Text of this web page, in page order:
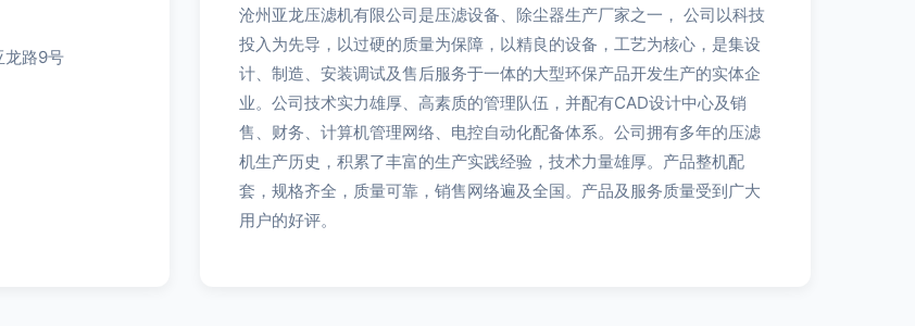
龙路9号
沧州亚龙压滤机有限公司是压滤设备、除尘器生产厂家之一， 公司以科技
投入为先导，以过硬的质量为保障，以精良的设备，工艺为核心，是集设
计、制造、安装调试及售后服务于一体的大型环保产品开发生产的实体企
业。公司技术实力雄厚、高素质的管理队伍，并配有CAD设计中心及销
售、财务、计算机管理网络、电控自动化配备体系。公司拥有多年的压滤
机生产历史，积累了丰富的生产实践经验，技术力量雄厚。产品整机配
套，规格齐全，质量可靠，销售网络遍及全国。产品及服务质量受到广大
用户的好评。